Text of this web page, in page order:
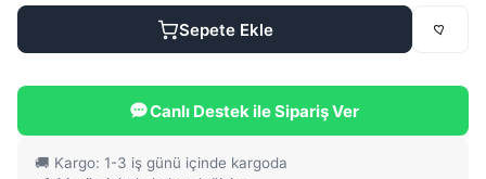
Görseldeki Renk Görseldeki Renk
Görseldeki Renk Görseldeki Renk
Sepete Ekle
Canlı Destek ile Sipariş Ver
🚚 Kargo: 1-3 iş günü içinde kargoda